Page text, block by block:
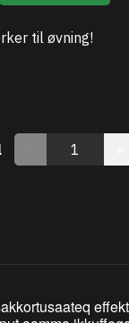
til øvning!